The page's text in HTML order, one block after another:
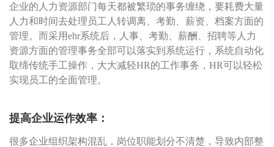
企业的人力资源部门每天都被繁琐的事务缠绕，要耗费大量
人力和时间去处理员工人转调离、考勤、薪资、档案方面的
管理。而采用ehr系统后，人事、考勤、薪酬、招聘等人力
资源方面的管理事务全部可以落实到系统运行，系统自动化
取缔传统手工操作，大大减轻HR的工作事务，HR可以轻松
实现员工的全面管理。
提高企业运作效率：
很多企业组织架构混乱，岗位职能划分不清楚，导致内部整